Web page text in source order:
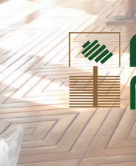
Pular
para
o
conteúdo
Dicas e Novidades sobre